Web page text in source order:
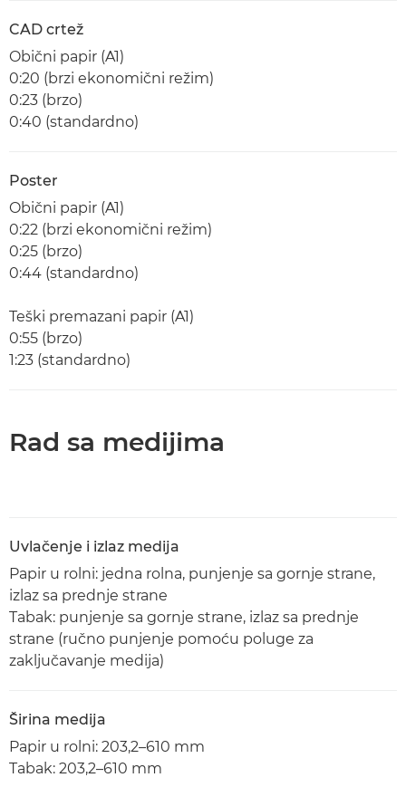
CAD crtež
Obični papir (A1)
0:20 (brzi ekonomični režim)
0:23 (brzo)
0:40 (standardno)
Poster
Obični papir (A1)
0:22 (brzi ekonomični režim)
0:25 (brzo)
0:44 (standardno)
Teški premazani papir (A1)
0:55 (brzo)
1:23 (standardno)
Rad sa medijima
Uvlačenje i izlaz medija
Papir u rolni: jedna rolna, punjenje sa gornje strane,
izlaz sa prednje strane
Tabak: punjenje sa gornje strane, izlaz sa prednje
strane (ručno punjenje pomoću poluge za
zaključavanje medija)
Širina medija
Papir u rolni: 203,2–610 mm
Tabak: 203,2–610 mm